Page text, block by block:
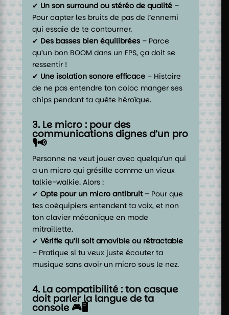
✔ Un son surround ou stéréo de qualité –
Pour capter les bruits de pas de l’ennemi
qui essaie de te contourner.
✔ Des basses bien équilibrées – Parce
qu’un bon BOOM dans un FPS, ça doit se
ressentir !
✔ Une isolation sonore efficace – Histoire
de ne pas entendre ton coloc manger ses
chips pendant ta quête héroïque.
3. Le micro : pour des
communications dignes d’un pro
🎙️📢
Personne ne veut jouer avec quelqu’un qui
a un micro qui grésille comme un vieux
talkie-walkie. Alors :
✔Opte pour un micro antibruit– Pour que
tes coéquipiers entendent ta voix, et non
ton clavier mécanique en mode
mitraillette.
✔Vérifie qu’il soit amovible ou rétractable
– Pratique si tu veux juste écouter ta
musique sans avoir un micro sous le nez.
4. La compatibilité : ton casque
doit parler la langue de ta
console 🎮🖥️